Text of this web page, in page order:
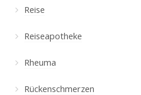
Reise
Reiseapotheke
Rheuma
Rückenschmerzen